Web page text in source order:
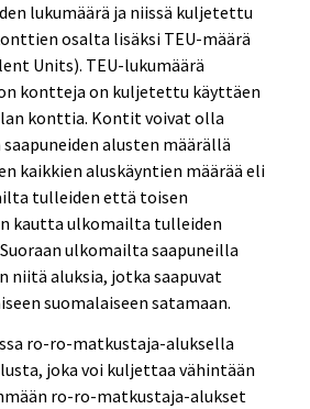
lukumäärä ja niissä kuljetettu
osalta lisäksi TEU-määrä
Units). TEU-lukumäärä
kontteja on kuljetettu käyttäen
konttia. Kontit voivat olla
alusten määrällä
kaikkien aluskäyntien määrää eli
tulleiden että toisen
kautta ulkomailta tulleiden
ulkomailta saapuneilla
niitä aluksia, jotka saapuvat
suomalaiseen satamaan.
ro-ro-matkustaja-aluksella
joka voi kuljettaa vähintään
ro-ro-matkustaja-alukset